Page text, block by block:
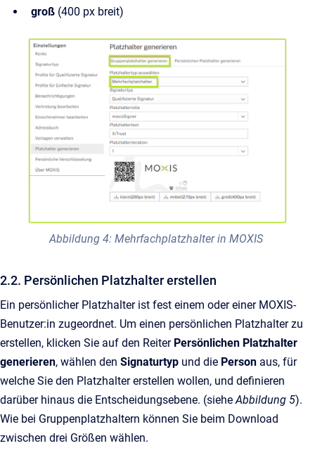
groß (400 px breit)
Abbildung 4: Mehrfachplatzhalter in MOXIS
2.2. Persönlichen Platzhalter erstellen
Ein persönlicher Platzhalter ist fest einem oder einer MOXIS-
Benutzer:in zugeordnet. Um einen persönlichen Platzhalter zu
erstellen, klicken Sie auf den Reiter Persönlichen Platzhalter
generieren, wählen den Signaturtyp und die Person aus, für
welche Sie den Platzhalter erstellen wollen, und definieren
darüber hinaus die Entscheidungsebene. (sieheAbbildung 5).
Wie bei Gruppenplatzhaltern können Sie beim Download
zwischen drei Größen wählen.